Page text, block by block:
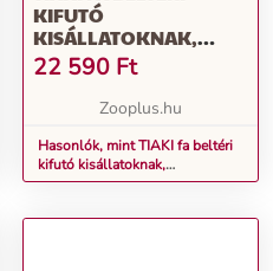
KIFUTÓ
KISÁLLATOKNAK,
201.5X60X3CM
22 590 Ft
Zooplus.hu
Hasonlók, mint TIAKI fa beltéri
kifutó kisállatoknak,
201.5x60x3cm